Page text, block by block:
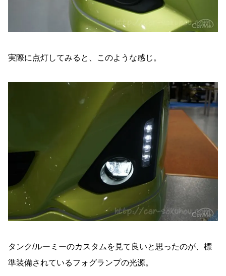
実際に点灯してみると、このような感じ。
タンク/ルーミーのカスタムを見て良いと思ったのが、標
準装備されているフォグランプの光源。